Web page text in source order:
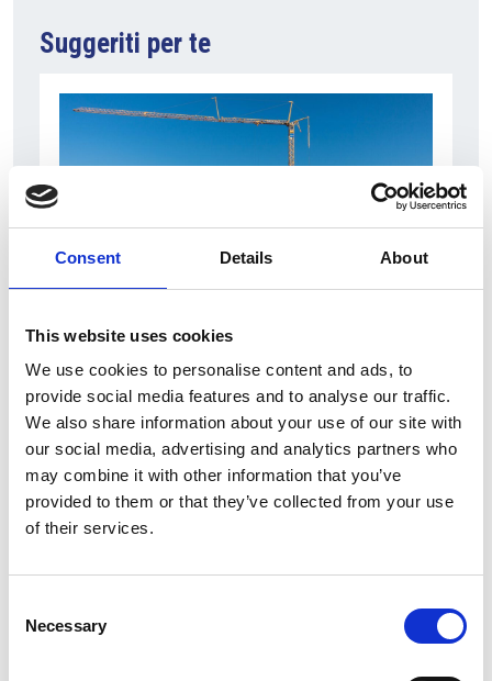
Consent Details About
This website uses cookies
We use cookies to personalise content and ads, to
provide social media features and to analyse our traffic.
We also share information about your use of our site with
our social media, advertising and analytics partners who
may combine it with other information that you’ve
provided to them or that they’ve collected from your use
of their services.
Selection
Necessary
Suggeriti per te
Nel primo semestre è aumentata fortemente la
costruzione di nuove abitazioni
Repubblica Ceca